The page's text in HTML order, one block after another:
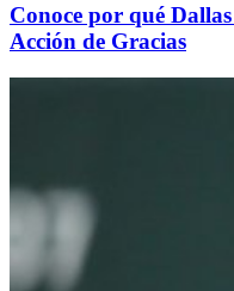
Conoce por qué
Acción de Gracias